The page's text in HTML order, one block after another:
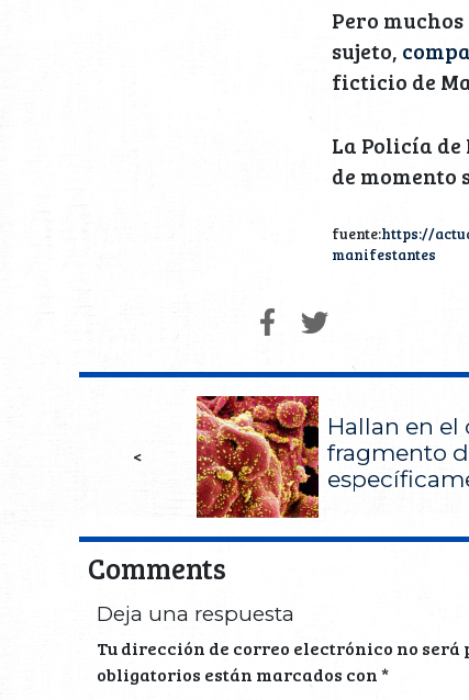
Pero
sujeto,
ficticio de
La Policía
de momento
fuente:https://
manifestantes
<
Hallan en el
fragmento
Comments
Deja una respuesta
Tu dirección de correo electrónico no será
obligatorios están marcados con*